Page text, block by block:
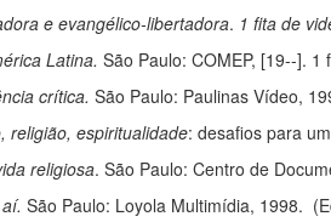
e evangélico-libertadora. 1 fita de
Latina. São Paulo: COMEP, [19--].
crítica. São Paulo: Paulinas Vídeo,
religião, espiritualidade: desafios para
religiosa. São Paulo: Centro de
São Paulo: Loyola Multimídia, 1998.